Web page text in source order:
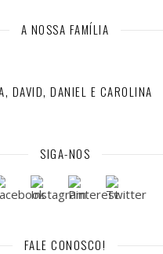
A NOSSA FAMÍLIA
DAVID, DANIEL E CAROLINA
SIGA-NOS
FALE CONOSCO!